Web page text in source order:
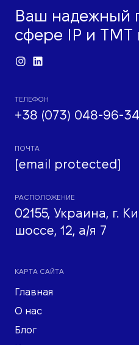
Ваш надежный
сфере IP и ТМТ
ТЕЛЕФОН
+38 (073) 048-96-34
ПОЧТА
[email protected]
РАСПОЛОЖЕНИЕ
02155, Украина, г.
шоссе, 12, а/я 7
КАРТА САЙТА
Главная
О нас
Блог